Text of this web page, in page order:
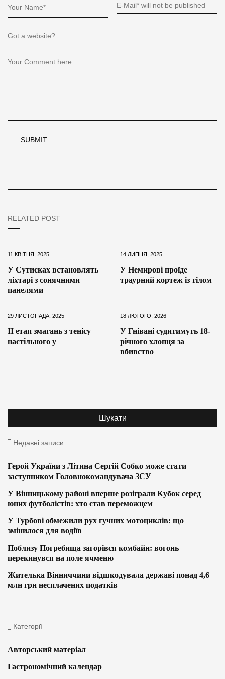
RELATED POST
11 КВІТНЯ, 2025
У Сутисках встановлять
ліхтарі з сонячними
панелями
14 ЛИПНЯ, 2025
У Немирові проїде
траурний кортеж із тілом
29 ЛИСТОПАДА, 2025
ІІ етап змагань з тенісу
настільного у
18 ЛЮТОГО, 2026
У Гнівані судитимуть 18-
річного хлопця за
вбивство
Недавні записи
Герой України з Літина Сергій Собко може стати
заступником Головнокомандувача ЗСУ
У Вінницькому районі вперше розіграли Кубок серед
юних футболістів: хто став переможцем
У Турбові обмежили рух гучних мотоциклів: що
змінилося для водіїв
Поблизу Погребища загорівся комбайн: вогонь
перекинувся на поле ячменю
Жителька Вінниччини відшкодувала державі понад 4,6
млн грн несплачених податків
Категорії
Авторський матеріал
Гастрономічний календар